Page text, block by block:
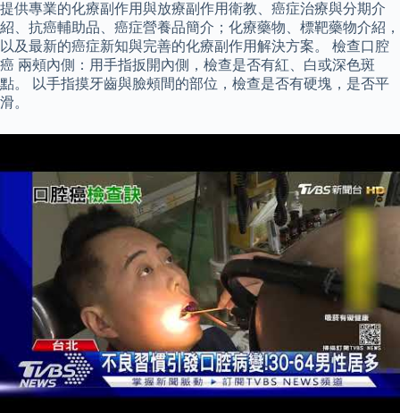
提供專業的化療副作用與放療副作用衛教、癌症治療與分期介
紹、抗癌輔助品、癌症營養品簡介；化療藥物、標靶藥物介紹，
以及最新的癌症新知與完善的化療副作用解決方案。 檢查口腔
癌 兩頰內側：用手指扳開內側，檢查是否有紅、白或深色斑
點。 以手指摸牙齒與臉頰間的部位，檢查是否有硬塊，是否平
滑。